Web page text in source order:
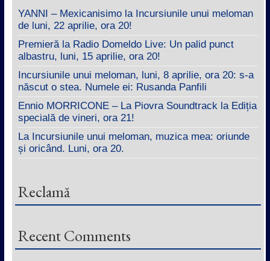
YANNI – Mexicanisimo la Incursiunile unui meloman
de luni, 22 aprilie, ora 20!
Premieră la Radio Domeldo Live: Un palid punct
albastru, luni, 15 aprilie, ora 20!
Incursiunile unui meloman, luni, 8 aprilie, ora 20: s-a
născut o stea. Numele ei: Rusanda Panfili
Ennio MORRICONE – La Piovra Soundtrack la Ediția
specială de vineri, ora 21!
La Incursiunile unui meloman, muzica mea: oriunde
și oricând. Luni, ora 20.
Reclamă
Recent Comments